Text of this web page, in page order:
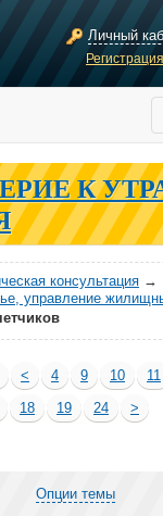
Личный
К
консультация →
управление
< 4 9 10
11
18 19 24
>
Опции темы